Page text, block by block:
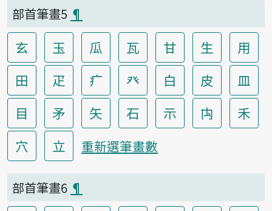
部首筆畫5 ¶
玄 玉 瓜 瓦 甘 生
用
田
疋 疒 癶 白 皮
皿
目
矛 矢 石 示 禸
禾
穴
立 重新選筆畫數
部首筆畫6 ¶